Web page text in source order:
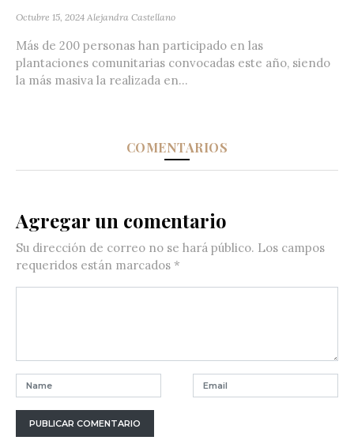
Octubre 15, 2024 Alejandra Castellano
Más de 200 personas han participado en las
plantaciones comunitarias convocadas este año, siendo
la más masiva la realizada en...
COMENTARIOS
Agregar un comentario
Su dirección de correo no se hará público. Los campos
requeridos están marcados *